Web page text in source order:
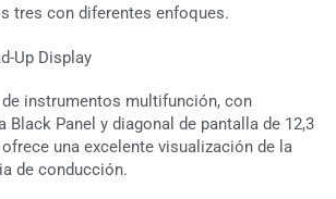
tres con diferentes enfoques.
Up Display
de instrumentos multifunción, con
Black Panel y diagonal de pantalla de 12,3
ofrece una excelente visualización de la
de conducción.